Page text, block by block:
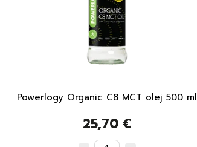
Powerlogy Organic C8 MCT olej 500 ml
25,70 €